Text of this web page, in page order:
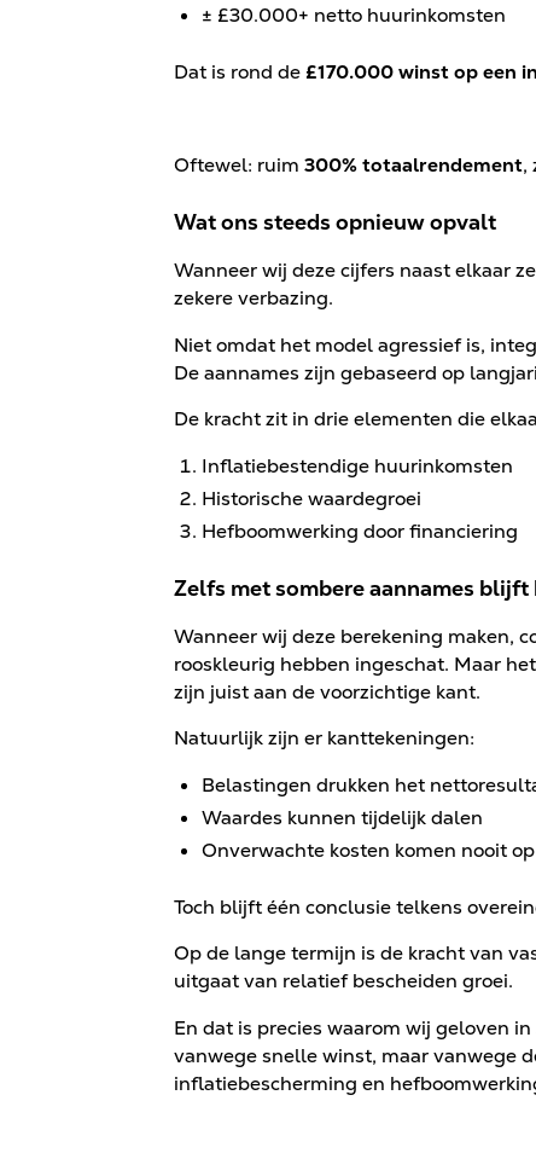
± £30.000+ netto huurinkomsten
Dat is rond de £170.000 winst op een
Oftewel: ruim 300% totaalrendement,
Wat ons steeds opnieuw opvalt
Wanneer wij deze cijfers naast elkaar
zekere verbazing.
Niet omdat het model agressief is,
De aannames zijn gebaseerd op
De kracht zit in drie elementen die
Inflatiebestendige huurinkomsten
Historische waardegroei
Hefboomwerking door financiering
Zelfs met sombere aannames
Wanneer wij deze berekening maken,
rooskleurig hebben ingeschat. Maar
zijn juist aan de voorzichtige kant.
Natuurlijk zijn er kanttekeningen:
Belastingen drukken het
Waardes kunnen tijdelijk dalen
Onverwachte kosten komen nooit
Toch blijft één conclusie telkens
Op de lange termijn is de kracht van
uitgaat van relatief bescheiden groei.
En dat is precies waarom wij geloven
vanwege snelle winst, maar vanwege
inflatiebescherming en